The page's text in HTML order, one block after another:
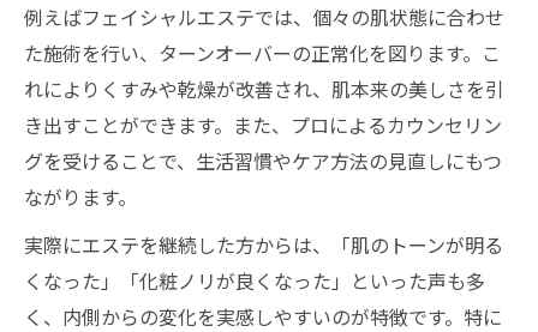
例えばフェイシャルエステでは、個々の肌状態に合わせ
た施術を行い、ターンオーバーの正常化を図ります。こ
れによりくすみや乾燥が改善され、肌本来の美しさを引
き出すことができます。また、プロによるカウンセリン
グを受けることで、生活習慣やケア方法の見直しにもつ
ながります。
実際にエステを継続した方からは、「肌のトーンが明る
くなった」「化粧ノリが良くなった」といった声も多
く、内側からの変化を実感しやすいのが特徴です。特に